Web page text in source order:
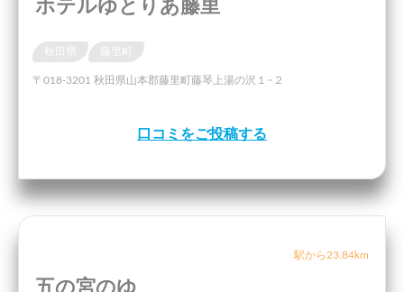
ホテルゆとりあ藤里
〒018-3201 秋田県山本郡藤里町藤琴上湯の沢１−２
口コミをご投稿する
駅から23.84km
五の宮のゆ